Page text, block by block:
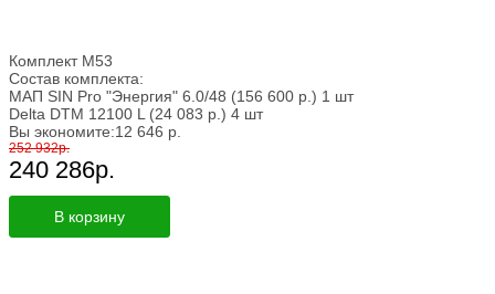
Комплект M53
Состав комплекта:
МАП SIN Pro "Энергия" 6.0/48 (156 600 р. ) 1 шт
Delta DTM 12100 L (24 083 р. ) 4 шт
Вы экономите:12 646 р.
252 932р.
240 286р.
В корзину